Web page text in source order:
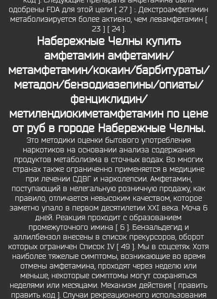
одобрены FDA для этой цели [ 27 ] :. Декстроамфетамин
метаболизируется более активно, чем левамфетамин [
23 ] [ 24 ].
Набережные Челны купить
амфетамин амфетамин/
метамфетамин/кокаин/барбитураты/
метадон/бензодиазепины/опиаты/
фенциклидин/
метилендиокиметамфетамин по цене
от руб в городе Набережные Челны.
Это методики оценки бытового употребления
наркотиков на основании анализа содержания
продуктов метаболизма в сточных водах. Во многих
странах также ограниченно применяется в медицине
при лечении СДВГ и нарколепсии. Амфетамин,
поступающий в нелегальную розничную продажу, как
правило, отличается невысоким качеством, которое
заметно упало в первом десятилетии XXI века. Моча 6
дней. Реакция проходит с образованием
промежуточного имина [ 6 ]. Бензальдегид и
аллилбензол внесены в список прекурсоров, оборот
которых ограничен Список IV [ 49 ]. Мы в соцсетях. Хотя
наиболее тяжелые симптомы, возникающие во время
отмены амфетамина, проходят через неделю или
меньше, некоторые симптомы могут сохраняться
неделями или месяцами. Механизм действия [ править
править код ]. Случаи рекреационного использования